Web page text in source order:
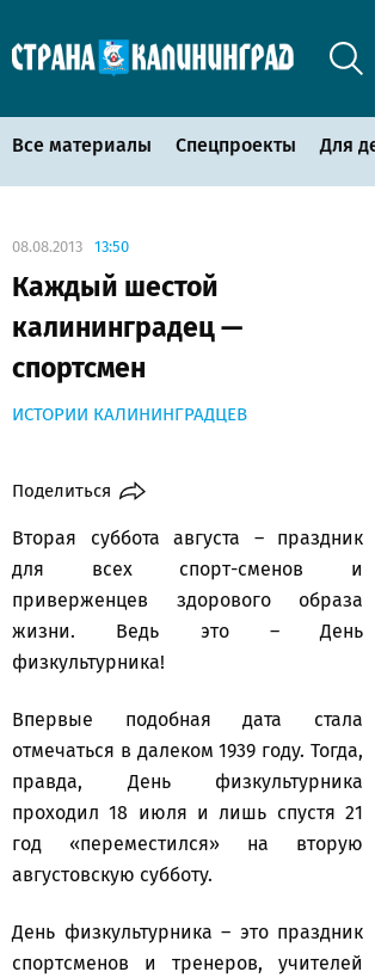
Все материалы Спецпроекты Для
08.08.2013 13:50
Каждый шестой
калининградец —
спортсмен
ИСТОРИИ КАЛИНИНГРАДЦЕВ
Поделиться
Вторая суббота августа – праздник
для всех спорт-сменов и
приверженцев здорового образа
жизни. Ведь это – День
физкультурника!
Впервые подобная дата стала
отмечаться в далеком 1939 году. Тогда,
правда, День физкультурника
проходил 18 июля и лишь спустя 21
год «переместился» на вторую
августовскую субботу.
День физкультурника – это праздник
спортсменов и тренеров, учителей